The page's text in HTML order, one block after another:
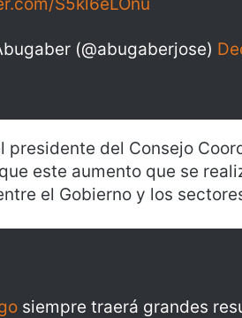
(@abugaberjose)
presidente del Consejo
este aumento que se
el Gobierno y los
siempre traerá grandes